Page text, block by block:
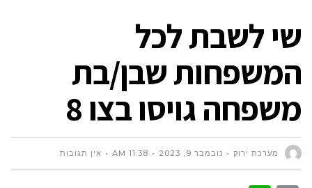
שי לשבת לכל
המשפחות שבן/בת
משפחה גויסו בצו 8
מערכת ירוק נובמבר 9, 2023 11:38 AM אין תגובות